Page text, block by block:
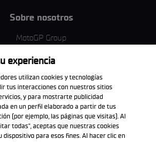
Sobre nosotros
MotoGP Group
Términos y condiciones
Política de privacidad
Política de compra
la aplicación oficial
experiencia
utilizan cookies y tecnologías
tus interacciones con nuestros sitios
y para mostrarte publicidad
en un perfil elaborado a partir de tus
(por ejemplo, las páginas que visitas). Al
todas", aceptas que nuestras cookies
dispositivo para esos fines. Al hacer clic en